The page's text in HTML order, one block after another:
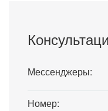
Мессенджеры:
Номер: